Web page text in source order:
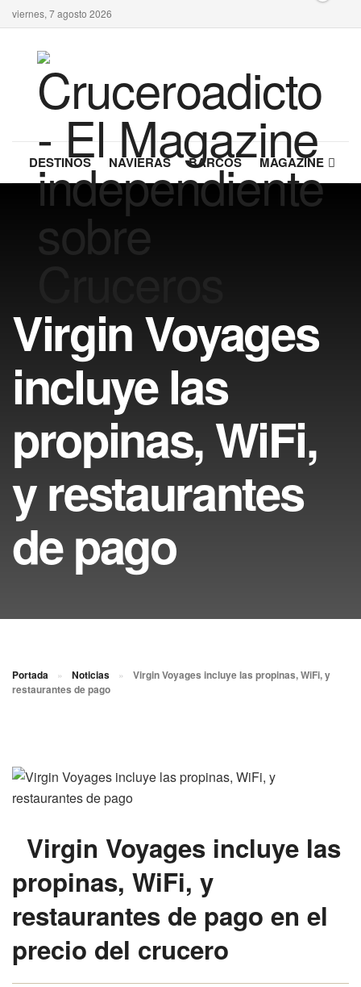
viernes, 7 agosto 2026
DESTINOS NAVIERAS BARCOS MAGAZINE
Virgin Voyages
incluye las
propinas, WiFi,
y restaurantes
de pago
Portada » Noticias »
Virgin Voyages incluye las propinas, WiFi, y
restaurantes de pago
Virgin Voyages incluye las
propinas, WiFi, y
restaurantes de pago en el
precio del crucero